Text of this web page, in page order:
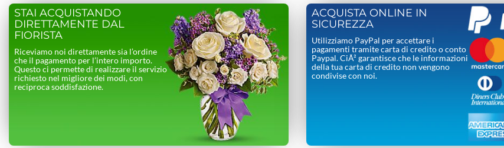
STAI ACQUISTANDO
DIRETTAMENTE DAL
FIORISTA
Riceviamo noi direttamente sia l’ordine
che il pagamento per l’intero importo.
Questo ci permette di realizzare il servizio
richiesto nel migliore dei modi, con
reciproca soddisfazione.
ACQUISTA ONLINE IN
SICUREZZA
Utilizziamo PayPal per accettare i
pagamenti tramite carta di credito o conto
Paypal. CiÃ² garantisce che le informazioni
della tua carta di credito non vengono
condivise con noi.